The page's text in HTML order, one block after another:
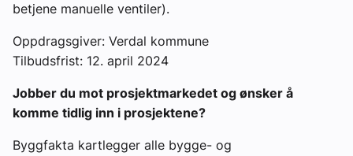
betjene manuelle ventiler).
Oppdragsgiver: Verdal kommune
Tilbudsfrist: 12. april 2024
Jobber du mot prosjektmarkedet og ønsker å
komme tidlig inn i prosjektene?
Byggfakta kartlegger alle bygge- og